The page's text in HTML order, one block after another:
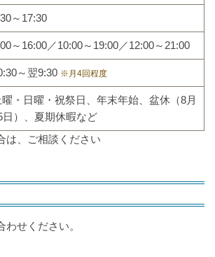
～17:30
～16:00／10:00～19:00／12:00～21:00
～翌9:30 ※月4回程度
曜・日曜・祝祭日、年末年始、盆休（8月
日）、夏期休暇など
は、ご相談ください
せください。